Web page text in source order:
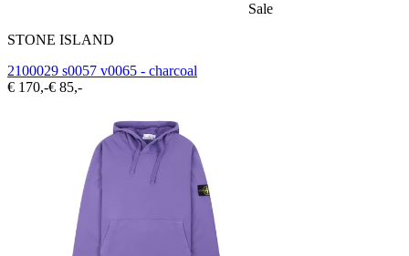
Sale
STONE ISLAND
2100029 s0057 v0065 - charcoal
€ 170,-€ 85,-